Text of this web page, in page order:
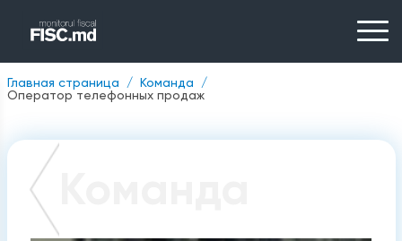
Главная страница
Команда
Оператор телефонных продаж